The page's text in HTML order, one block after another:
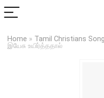
Home » Tamil Christians
இயேசு உயிர்த்ததால்